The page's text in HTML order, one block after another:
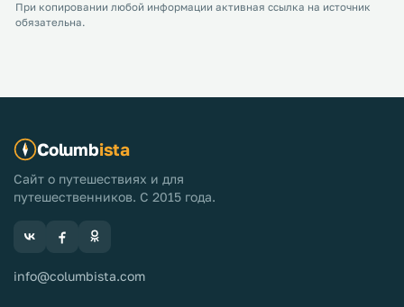
При копировании любой информации активная ссылка на источник
обязательна.
Columbista
Сайт о путешествиях и для
путешественников. С 2015 года.
info@columbista.com